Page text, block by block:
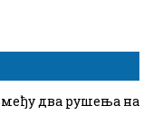
два рушења на